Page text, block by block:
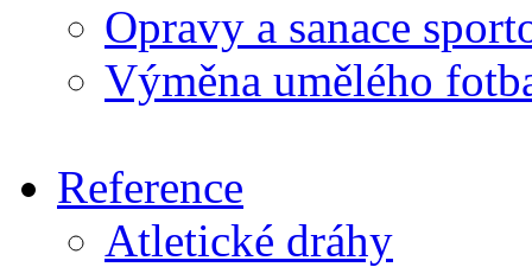
Opravy a sanace
Výměna umělého
Reference
Atletické dráhy